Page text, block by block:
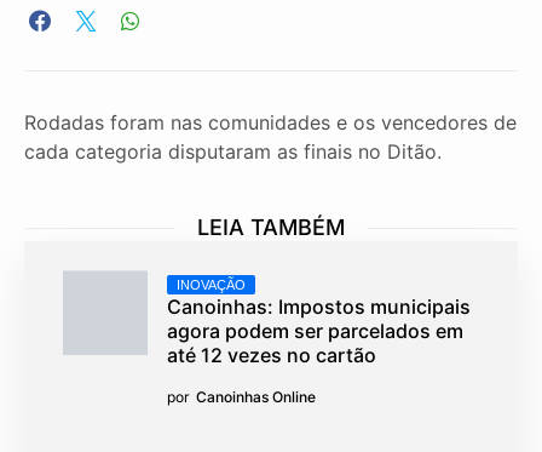
Rodadas foram nas comunidades e os vencedores de
cada categoria disputaram as finais no Ditão.
LEIA TAMBÉM
INOVAÇÃO
Canoinhas: Impostos municipais
agora podem ser parcelados em
até 12 vezes no cartão
por Canoinhas Online